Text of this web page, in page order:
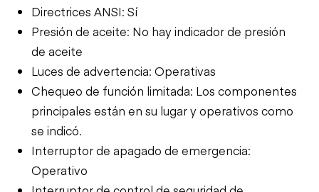
Directrices ANSI: Sí
Presión de aceite: No hay indicador de presión
de aceite
Luces de advertencia: Operativas
Chequeo de función limitada: Los componentes
principales están en su lugar y operativos como
se indicó.
Interruptor de apagado de emergencia:
Operativo